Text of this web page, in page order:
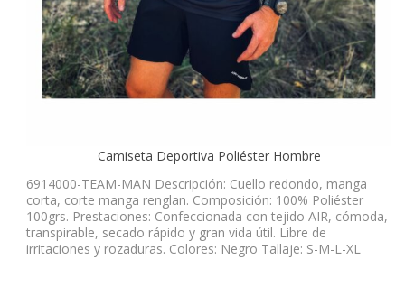
Camiseta Deportiva Poliéster Hombre
6914000-TEAM-MAN Descripción: Cuello redondo, manga
corta, corte manga renglan. Composición: 100% Poliéster
100grs. Prestaciones: Confeccionada con tejido AIR, cómoda,
transpirable, secado rápido y gran vida útil. Libre de
irritaciones y rozaduras. Colores: Negro Tallaje: S-M-L-XL